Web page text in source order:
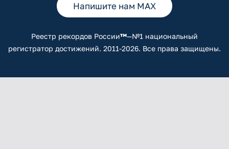
Напишите нам MAX
Реестр рекордов России™—№1 национальный
регистратор достижений. 2011-2026. Все права защищены.